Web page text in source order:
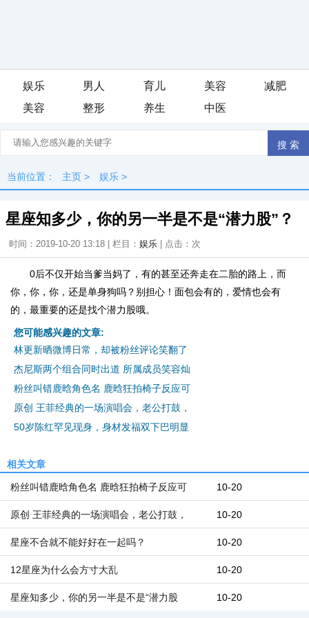
娱乐 男人 育儿 美容
iis7站长之家
减肥
美容
整形 养生 中医
当前位置： 主页 > 娱乐 >
星座知多少，你的另一半是不是“潜力股”？
时间：2019-10-20 13:18 | 栏目： 娱乐 | 点击： 次
0后不仅开始当爹当妈了，有的甚至还奔走在二胎的路上，而
你，你，你，还是单身狗吗？别担心！面包会有的，爱情也会有
的，最重要的还是找个潜力股哦。
您可能感兴趣的文章:
林更新晒微博日常，却被粉丝评论笑翻了
杰尼斯两个组合同时出道 所属成员笑容灿
粉丝叫错鹿晗角色名 鹿晗狂拍椅子反应可
原创 王菲经典的一场演唱会，老公打鼓，
50岁陈红罕见现身，身材发福双下巴明显
相关文章
10-20
粉丝叫错鹿晗角色名 鹿晗狂拍椅子反应可
10-20
原创 王菲经典的一场演唱会，老公打鼓，
10-20
星座不合就不能好好在一起吗？
10-20
12星座为什么会方寸大乱
10-20
星座知多少，你的另一半是不是“潜力股